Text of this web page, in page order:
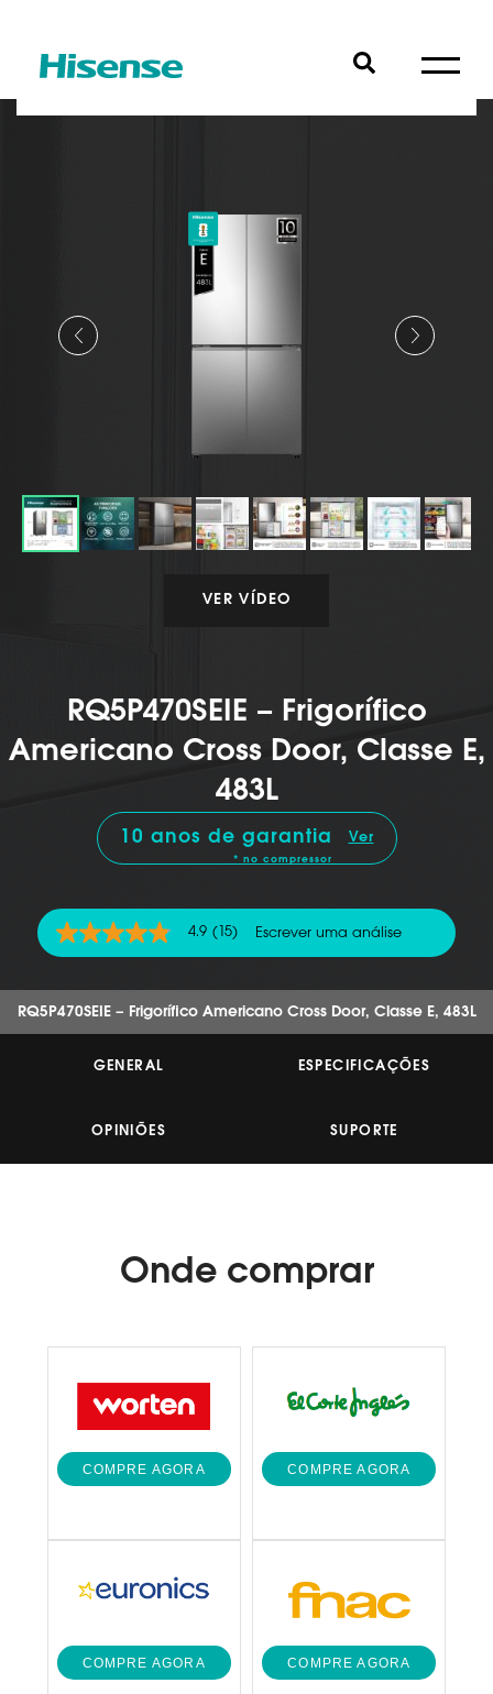
RQ5P470SEIE – Frigorífico
Americano Cross Door, Classe E,
483L
10 anos de garantia
* no compressor
Ver
4.9
de
estrelas,
valor
classificação.
4.9 (15) Escrever uma análise
VER VÍDEO
RQ5P470SEIE – Frigorífico Americano Cross Door, Classe E, 483L
GENERAL ESPECIFICAÇÕES
OPINIÕES SUPORTE
Onde comprar
COMPRE AGORA COMPRE AGORA
COMPRE AGORA COMPRE AGORA